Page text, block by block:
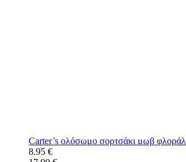
Carter’s ολόσωμο σορτσάκι μωβ φλοράλ
8.95 €